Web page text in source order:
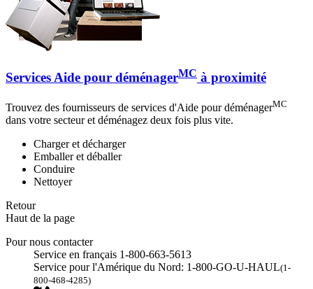
Services Aide pour déménagerMC à proximité
Trouvez des fournisseurs de services d'Aide pour déménagerMC
dans votre secteur et déménagez deux fois plus vite.
Charger et décharger
Emballer et déballer
Conduire
Nettoyer
Retour
Haut de la page
Pour nous contacter
Service en français 1-800-663-5613
Service pour l'Amérique du Nord: 1-800-GO-U-HAUL(1-
800-468-4285)